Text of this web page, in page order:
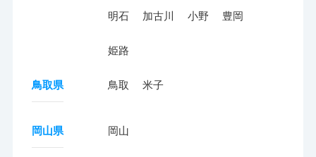
明石 加古川 小野 豊岡
姫路
鳥取県 鳥取 米子
岡山県 岡山